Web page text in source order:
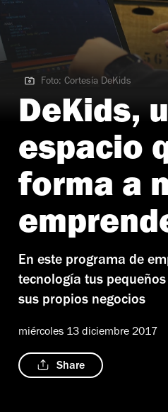
Foto: Cortesía DeKids
Foto: Cortesía DeKids
DeKids,
espacio
forma a
En este programa de
tecnología tus
sus propios negocios
miércoles 13 diciembre 2017
Share